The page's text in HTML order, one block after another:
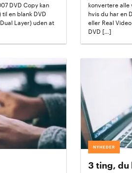
DVD Copy kan
til en blank DVD
Layer) uden at
konvertere alle
hvis du har en
eller Real
DVD […]
NYHEDER
3 ting, du